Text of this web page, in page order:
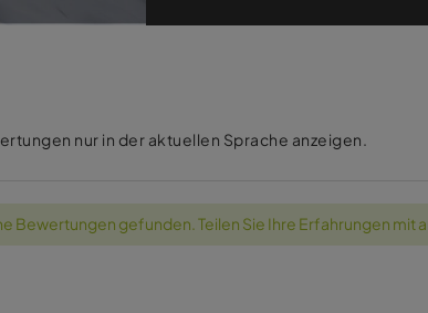
nur in der aktuellen Sprache anzeigen.
Bewertungen gefunden. Teilen Sie Ihre Erfahrungen mit